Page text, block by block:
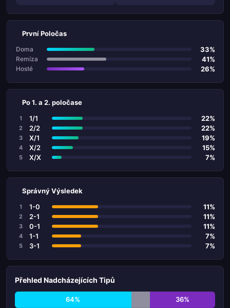
První Poločas
Doma 33%
Remíza 41%
Hosté 26%
Po 1. a 2. poločase
1 1/1 22%
2 2/2 22%
3 X/1 19%
4 X/2 15%
5 X/X 7%
Správný Výsledek
1 1-0 11%
2 2-1 11%
3 0-1 11%
4 1-1 7%
5 3-1 7%
Přehled Nadcházejících Tipů
64% 36%